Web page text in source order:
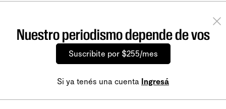
Nuestro periodismo depende de vos
Suscribite por $255/mes
Si ya tenés una cuenta Ingresá